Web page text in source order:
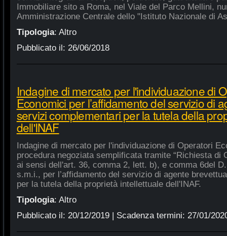
Immobiliare sito a Roma, nel Viale del Parco Mellini,
Amministrazione Centrale dello "Istituto Nazionale di
Tipologia: Altro
Pubblicato il: 26/06/2018
Indagine di mercato per l'individuazione di
Economici per l’affidamento del servizio di
servizi complementari per la tutela della
dell'INAF
Indagine di mercato per l'individuazione di Operatori
procedura negoziata semplificata tramite “Richiesta di
ai sensi dell'art. 36, comma 2, lett. b), e comma 6del
s.m.i., per l’affidamento del servizio di agente
per la tutela della proprietà intellettuale dell'INAF.
Tipologia: Altro
Pubblicato il: 20/12/2019| Scadenza termini: 27/01/